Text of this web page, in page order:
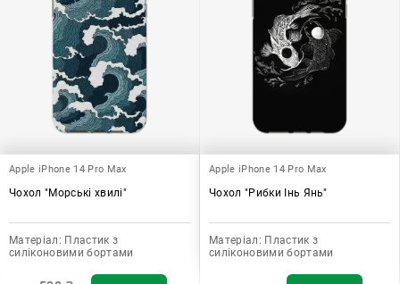
Apple iPhone 14 Pro Max
Чохол "Морські хвилі"
Матеріал: Пластик з
силіконовими бортами
Apple iPhone 14 Pro Max
Чохол "Рибки Інь Янь"
Матеріал: Пластик з
силіконовими бортами